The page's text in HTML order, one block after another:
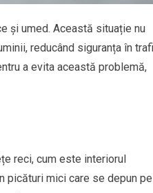
și umed. Această situație nu
reducând siguranța în
a evita această problemă,
reci, cum este interiorul
picături mici care se depun pe